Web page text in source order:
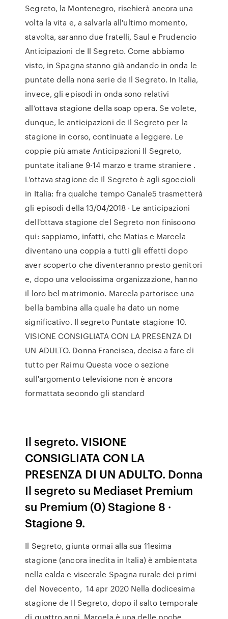
Segreto, la Montenegro, rischierà ancora una
volta la vita e, a salvarla all'ultimo momento,
stavolta, saranno due fratelli, Saul e Prudencio
Anticipazioni de Il Segreto. Come abbiamo
visto, in Spagna stanno già andando in onda le
puntate della nona serie de Il Segreto. In Italia,
invece, gli episodi in onda sono relativi
all’ottava stagione della soap opera. Se volete,
dunque, le anticipazioni de Il Segreto per la
stagione in corso, continuate a leggere. Le
coppie più amate Anticipazioni Il Segreto,
puntate italiane 9-14 marzo e trame straniere .
L’ottava stagione de Il Segreto è agli sgoccioli
in Italia: fra qualche tempo Canale5 trasmetterà
gli episodi della 13/04/2018 · Le anticipazioni
dell'ottava stagione del Segreto non finiscono
qui: sappiamo, infatti, che Matias e Marcela
diventano una coppia a tutti gli effetti dopo
aver scoperto che diventeranno presto genitori
e, dopo una velocissima organizzazione, hanno
il loro bel matrimonio. Marcela partorisce una
bella bambina alla quale ha dato un nome
significativo. Il segreto Puntate stagione 10.
VISIONE CONSIGLIATA CON LA PRESENZA DI
UN ADULTO. Donna Francisca, decisa a fare di
tutto per Raimu Questa voce o sezione
sull'argomento televisione non è ancora
formattata secondo gli standard
Il segreto. VISIONE
CONSIGLIATA CON LA
PRESENZA DI UN ADULTO. Donna
Il segreto su Mediaset Premium
su Premium (0) Stagione 8 ·
Stagione 9.
Il Segreto, giunta ormai alla sua 11esima
stagione (ancora inedita in Italia) è ambientata
nella calda e viscerale Spagna rurale dei primi
del Novecento, 14 apr 2020 Nella dodicesima
stagione de Il Segreto, dopo il salto temporale
di quattro anni, Marcela è una delle poche